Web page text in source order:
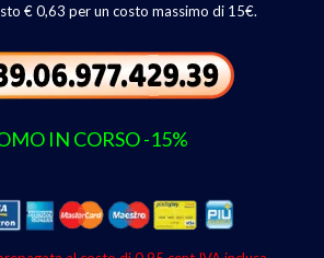
€ 0,63 per un costo massimo di 15€.
IN CORSO -15%